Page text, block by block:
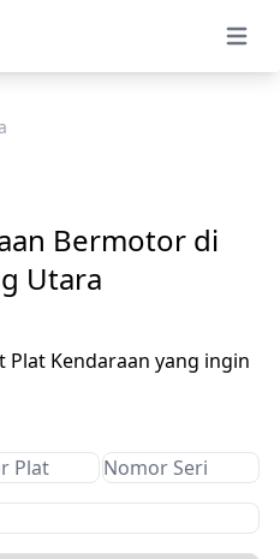
Open
Bermotor di
Utara
Kendaraan yang ingin